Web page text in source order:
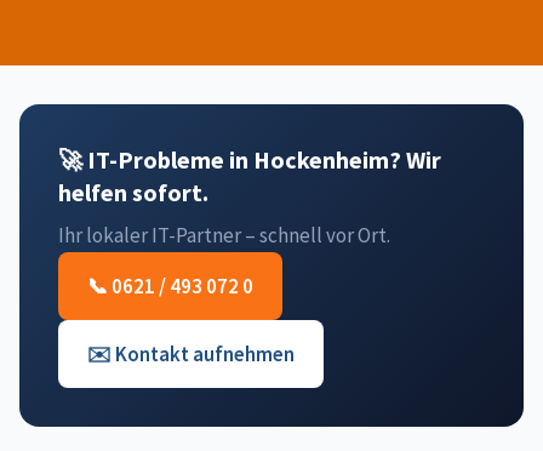
🚀 IT-Probleme in Hockenheim? Wir
helfen sofort.
Ihr lokaler IT-Partner – schnell vor Ort.
📞 0621 / 493 072 0
✉️ Kontakt aufnehmen